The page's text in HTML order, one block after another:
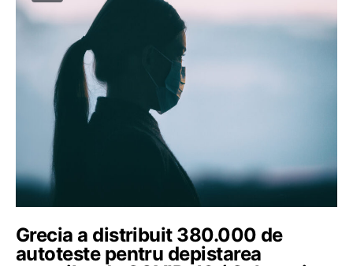
Grecia a distribuit 380.000 de
autoteste pentru depistarea